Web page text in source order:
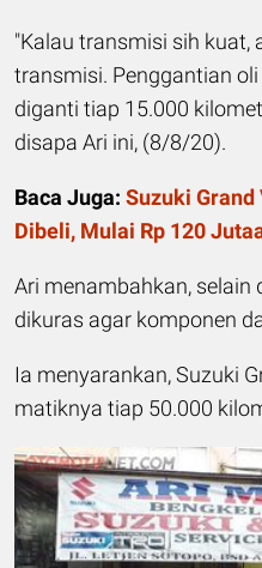
"Kalau transmisi sih kuat,
transmisi. Penggantian
diganti tiap 15.000
disapa Ari ini, (8/8/20).
Baca Juga: Suzuki
Dibeli, Mulai Rp 120
Ari menambahkan, selain
dikuras agar komponen
Ia menyarankan, Suzuki
matiknya tiap 50.000